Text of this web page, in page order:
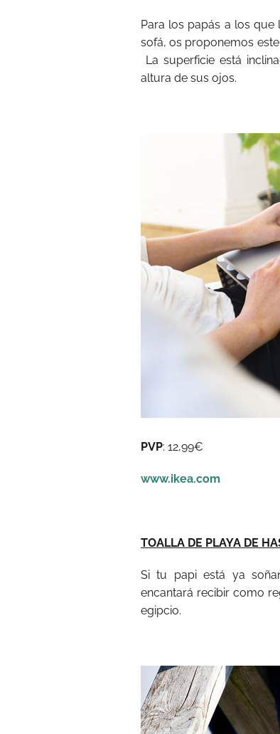
Para los papás a los
sofá, os proponemos
La superficie está
altura de sus ojos.
PVP: 12,99€
www.ikea.com
TOALLA DE PLAYA DE
Si tu papi está ya
encantará recibir como
egipcio.